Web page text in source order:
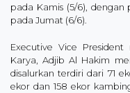
pada Kamis (5/6),
pada Jumat (6/6).
Executive Vice President
Karya, Adjib Al Hakim
disalurkan terdiri dari 71
ekor dan 158 ekor